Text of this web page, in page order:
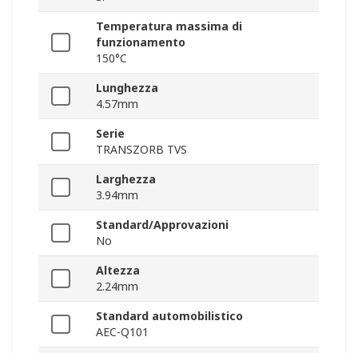
Temperatura massima di
funzionamento
150°C
Lunghezza
4.57mm
Serie
TRANSZORB TVS
Larghezza
3.94mm
Standard/Approvazioni
No
Altezza
2.24mm
Standard automobilistico
AEC-Q101